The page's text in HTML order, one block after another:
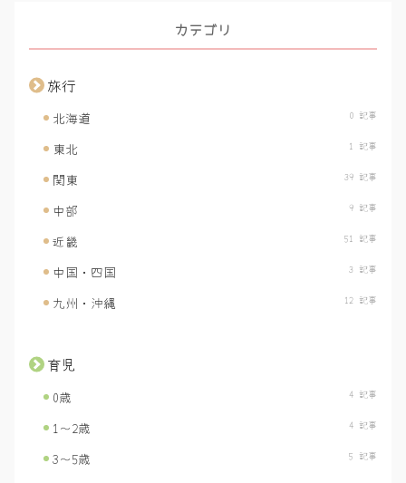
カテゴリ
旅行
北海道 0 記事
東北 1 記事
関東 39 記事
中部 9 記事
近畿 51 記事
中国・四国 3 記事
九州・沖縄 12 記事
育児
0歳 4 記事
1〜2歳 4 記事
3〜5歳 5 記事